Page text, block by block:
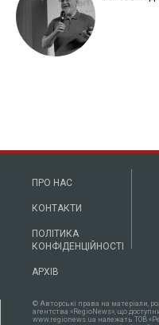
ПРО НАС
КОНТАКТИ
ПОЛІТИКА
КОНФІДЕНЦІЙНОСТІ
АРХІВ
© Авторські права на матеріали,
агентства «RegioNews», що
www.regionews.ua належать ТОВ